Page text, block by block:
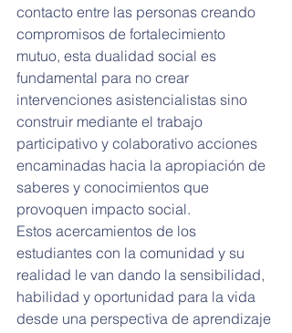
contacto entre las personas creando
compromisos de fortalecimiento
mutuo, esta dualidad social es
fundamental para no crear
intervenciones asistencialistas sino
construir mediante el trabajo
participativo y colaborativo acciones
encaminadas hacia la apropiación de
saberes y conocimientos que
provoquen impacto social.
Estos acercamientos de los
estudiantes con la comunidad y su
realidad le van dando la sensibilidad,
habilidad y oportunidad para la vida
desde una perspectiva de aprendizaje